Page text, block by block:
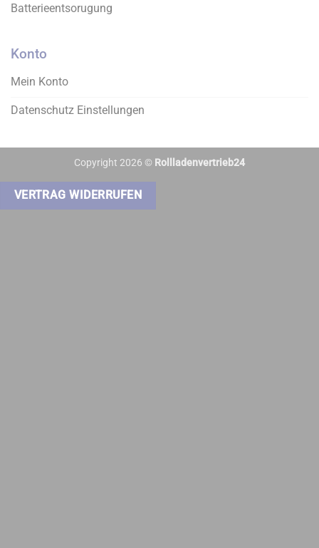
Batterieentsorugung
Konto
Mein Konto
Datenschutz Einstellungen
Copyright 2026 © Rollladenvertrieb24
VERTRAG WIDERRUFEN